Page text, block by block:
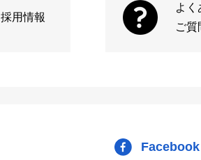
採用情報
よく
ご質
Facebook